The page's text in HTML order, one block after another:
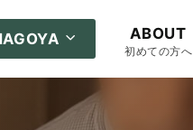
ABOUT
初めての方へ